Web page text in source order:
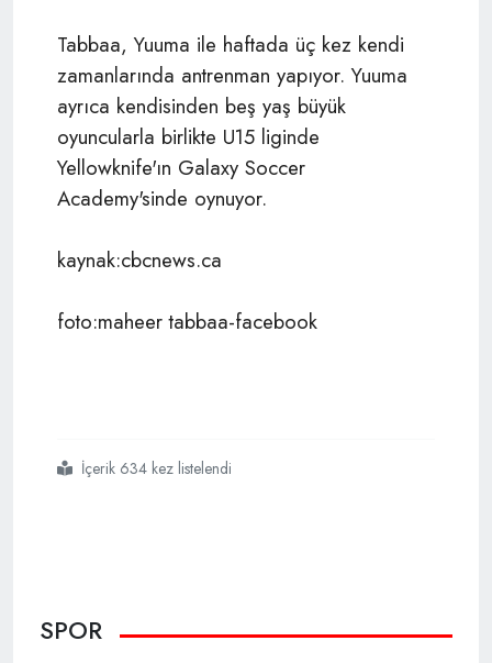
Tabbaa, Yuuma ile haftada üç kez kendi
zamanlarında antrenman yapıyor. Yuuma
ayrıca kendisinden beş yaş büyük
oyuncularla birlikte U15 liginde
Yellowknife'ın Galaxy Soccer
Academy'sinde oynuyor.
kaynak:cbcnews.ca
foto:maheer tabbaa-facebook
#kanada
#yuuma tabbaa
#futbolİçerik 634 kez listelendi
SPOR